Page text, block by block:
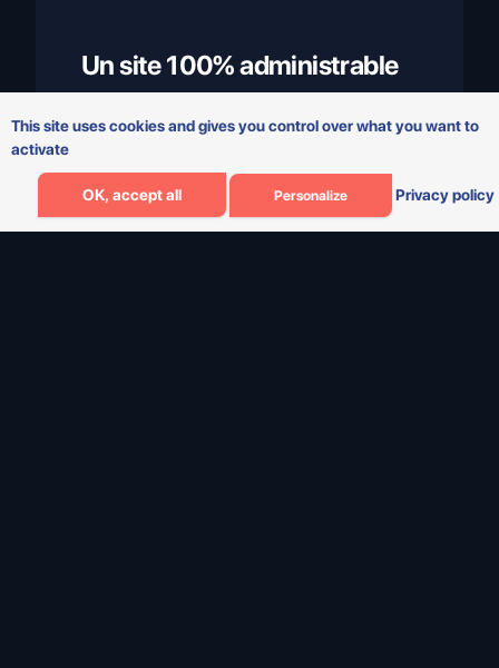
Un site 100% administrable
This site uses cookies and gives you control over what you want to
activate
OK, accept all Personalize Privacy policy